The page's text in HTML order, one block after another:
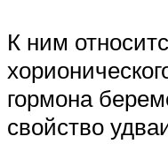
К ним
гормона
свойство